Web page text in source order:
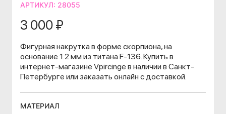
АРТИКУЛ: 28055
3 000 ₽
Фигурная накрутка в форме скорпиона, на
основание 1.2 мм из титана F-136. Купить в
интернет-магазине Vpircinge в наличии в Санкт-
Петербурге или заказать онлайн с доставкой.
МАТЕРИАЛ